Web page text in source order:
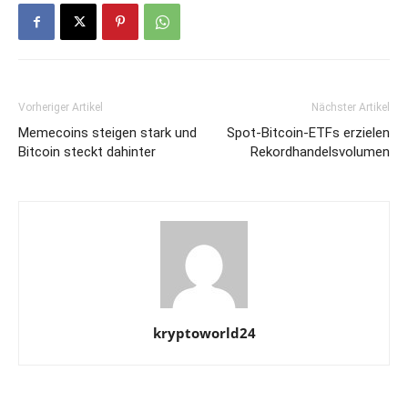
Vorheriger Artikel
Memecoins steigen stark und
Bitcoin steckt dahinter
Nächster Artikel
Spot-Bitcoin-ETFs erzielen
Rekordhandelsvolumen
kryptoworld24